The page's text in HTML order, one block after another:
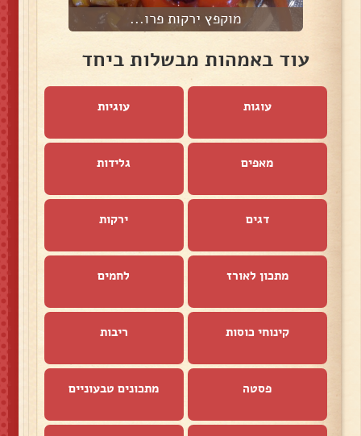
מוקפץ ירקות פרו...
עוד באמהות מבשלות ביחד
עוגות עוגיות
מאפים גלידות
דגים ירקות
מתכון לאורז לחמים
קינוחי כוסות ריבות
פסטה מתכונים טבעוניים